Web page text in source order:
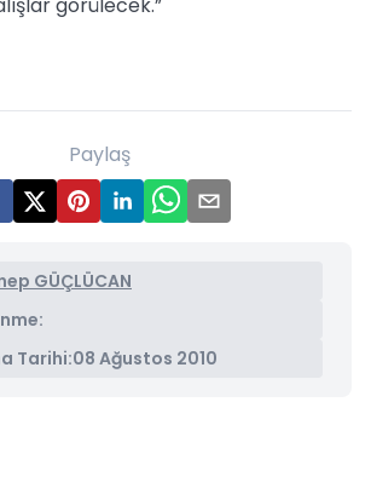
Paylaş
GÜÇLÜCAN
Tarihi:08 Ağustos 2010